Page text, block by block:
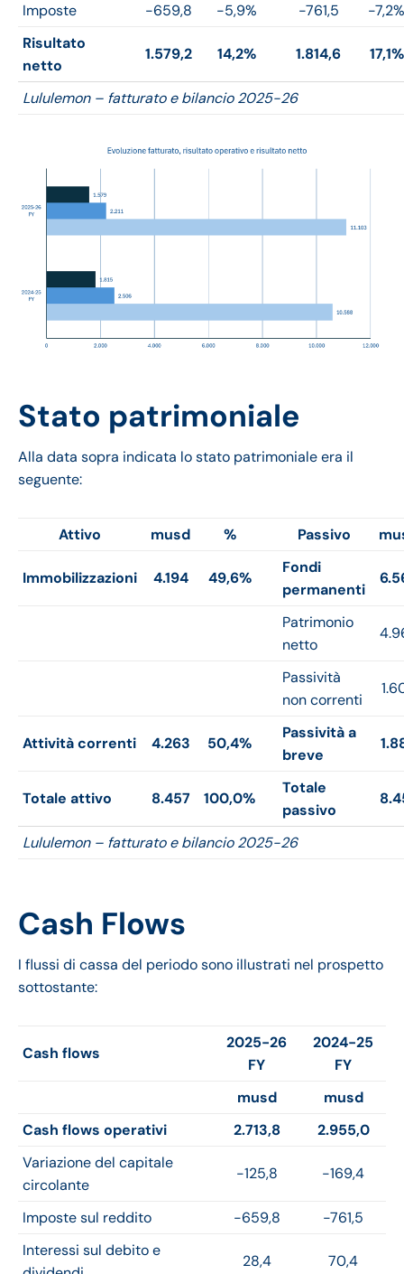
Imposte -659,8 -5,9% -761,5
-7,2%
Risultato
netto
1.579,2 14,2% 1.814,6 17,1%
Lululemon – fatturato e bilancio 2025-26
Stato patrimoniale
Alla data sopra indicata lo stato patrimoniale era il
seguente:
Attivo musd % Passivo
Immobilizzazioni 4.194 49,6%
Fondi
permanenti
Patrimonio
netto
Passività
non correnti
Attività correnti 4.263 50,4%
Passività a
breve
Totale attivo 8.457 100,0%
Totale
passivo
Lululemon – fatturato e bilancio 2025-26
Cash Flows
I flussi di cassa del periodo sono illustrati nel prospetto
sottostante:
Cash flows
2025-26
FY
2024-25
FY
musd
musd
Cash flows operativi
2.713,8
2.955,0
Variazione del capitale
circolante
-125,8 -169,4
Imposte sul reddito -659,8
-761,5
Interessi sul debito e
28,4 70,4